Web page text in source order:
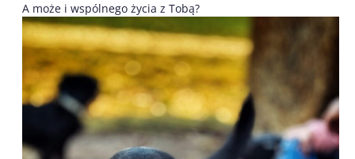
A może i wspólnego życia z Tobą?